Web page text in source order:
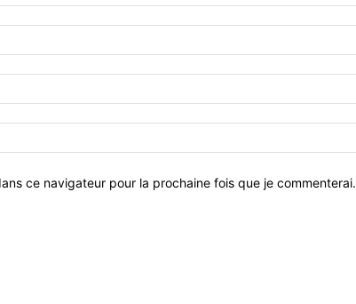
ce navigateur pour la prochaine fois que je commenterai.